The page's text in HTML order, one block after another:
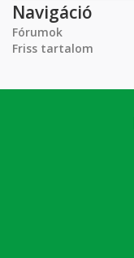
Navigáció
Fórumok
Friss tartalom